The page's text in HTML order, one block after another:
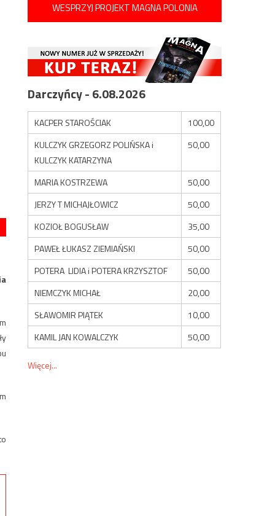
WESPRZYJ PROJEKT MAGNA POLONIA
Darczyńcy - 6.08.2026
KACPER STAROŚCIAK
100,00
KULCZYK GRZEGORZ POLIŃSKA i
KULCZYK KATARZYNA
50,00
MARIA KOSTRZEWA
50,00
JERZY T MICHAJŁOWICZ
50,00
KOZIOŁ BOGUSŁAW
35,00
PAWEŁ ŁUKASZ ZIEMIAŃSKI
50,00
POTERA LIDIA i POTERA KRZYSZTOF
50,00
NIEMCZYK MICHAŁ
20,00
SŁAWOMIR PIĄTEK
10,00
KAMIL JAN KOWALCZYK
50,00
Więcej...